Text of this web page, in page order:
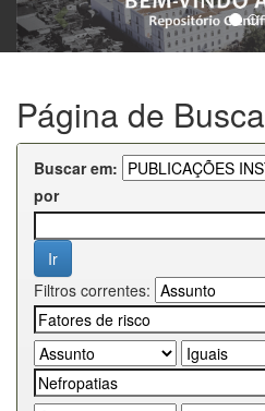
Página de Busca
Buscar em:
por
Filtros correntes: